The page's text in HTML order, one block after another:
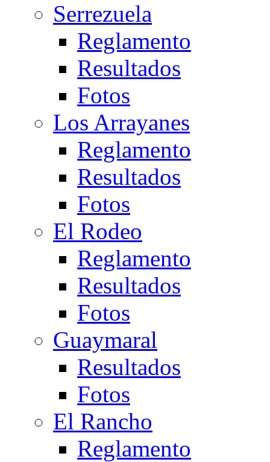
Serrezuela
Reglamento
Resultados
Fotos
Los Arrayanes
Reglamento
Resultados
Fotos
El Rodeo
Reglamento
Resultados
Fotos
Guaymaral
Resultados
Fotos
El Rancho
Reglamento